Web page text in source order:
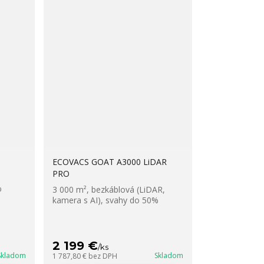
ECOVACS GOAT A3000 LiDAR
PRO
3 000 m², bezkáblová (LiDAR,
kamera s AI), svahy do 50%
2 199 €/ks
1 787,80 € bez DPH Skladom